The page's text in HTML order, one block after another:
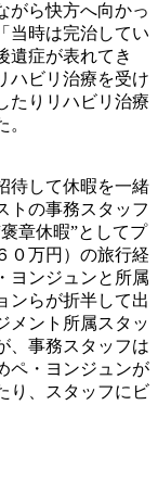
がら快方へ向かっ
当時は完治してい
遺症が表れてき
ハビリ治療を受け
たりリハビリ治療
待して休暇を一緒
トの事務スタッフ
章休暇”としてプ
０万円）の旅行経
ヨンジュンと所属
ンらが折半して出
メント所属スタッ
、事務スタッフは
ペ・ヨンジュンが
り、スタッフにビ